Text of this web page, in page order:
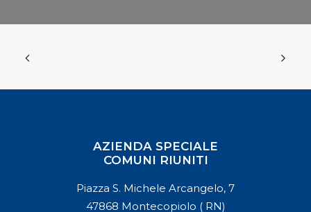
AZIENDA SPECIALE
COMUNI RIUNITI
Piazza S. Michele Arcangelo, 7
47868 Montecopiolo ( RN)